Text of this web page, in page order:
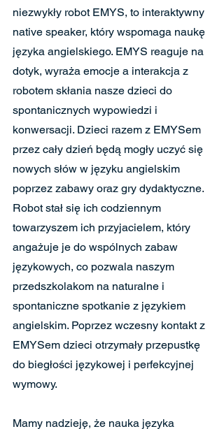
niezwykły robot EMYS, to interaktywny
native speaker, który wspomaga naukę
języka angielskiego. EMYS reaguje na
dotyk, wyraża emocje a interakcja z
robotem skłania nasze dzieci do
spontanicznych wypowiedzi i
konwersacji. Dzieci razem z EMYSem
przez cały dzień będą mogły uczyć się
nowych słów w języku angielskim
poprzez zabawy oraz gry dydaktyczne.
Robot stał się ich codziennym
towarzyszem ich przyjacielem, który
angażuje je do wspólnych zabaw
językowych, co pozwala naszym
przedszkolakom na naturalne i
spontaniczne spotkanie z językiem
angielskim. Poprzez wczesny kontakt z
EMYSem dzieci otrzymały przepustkę
do biegłości językowej i perfekcyjnej
wymowy.
Mamy nadzieję, że nauka języka